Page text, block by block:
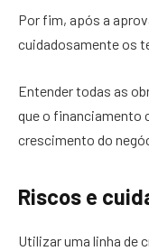
Por fim, após a
cuidadosamente os
Entender todas as
que o financiamento
crescimento do
Riscos e
Utilizar uma linha de